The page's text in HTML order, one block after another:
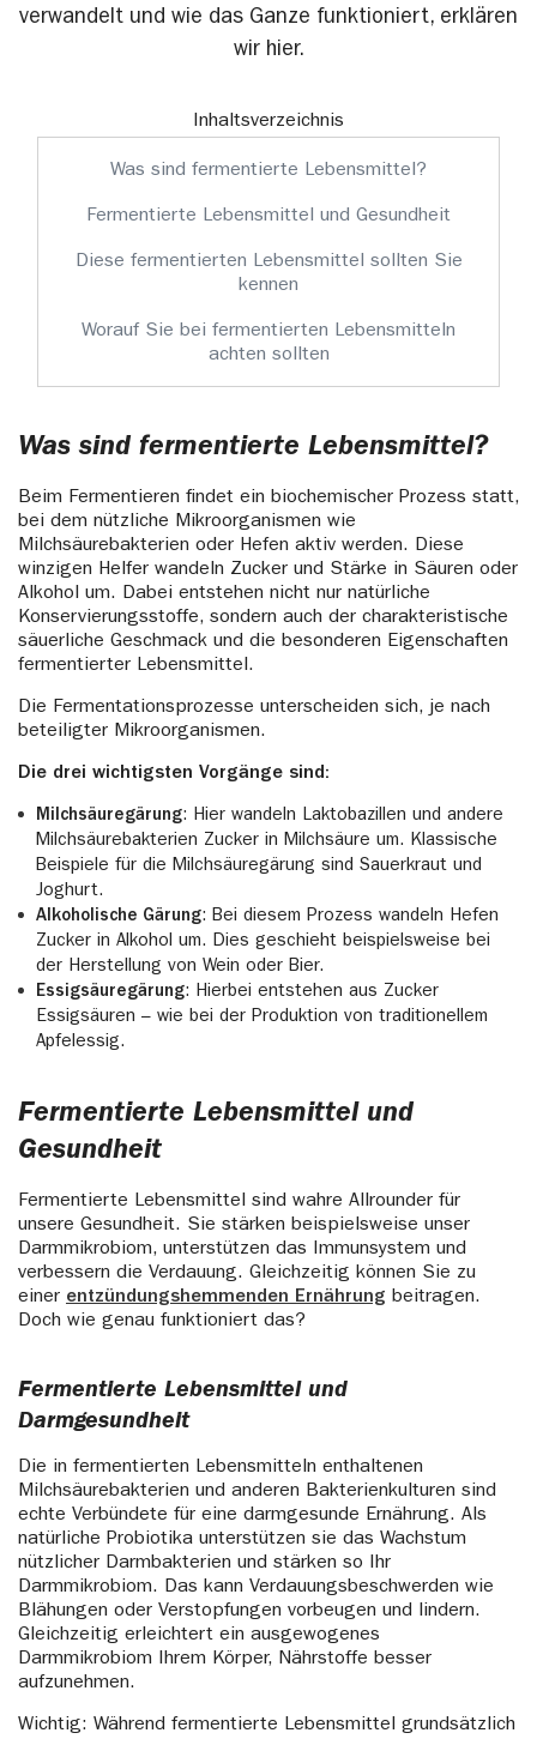
verwandelt und wie das Ganze funktioniert, erklären
wir hier.
Inhaltsverzeichnis
Was sind fermentierte Lebensmittel?
Fermentierte Lebensmittel und Gesundheit
Diese fermentierten Lebensmittel sollten Sie
kennen
Worauf Sie bei fermentierten Lebensmitteln
achten sollten
Was sind fermentierte Lebensmittel?
Beim Fermentieren findet ein biochemischer Prozess statt,
bei dem nützliche Mikroorganismen wie
Milchsäurebakterien oder Hefen aktiv werden. Diese
winzigen Helfer wandeln Zucker und Stärke in Säuren oder
Alkohol um. Dabei entstehen nicht nur natürliche
Konservierungsstoffe, sondern auch der charakteristische
säuerliche Geschmack und die besonderen Eigenschaften
fermentierter Lebensmittel.
Die Fermentationsprozesse unterscheiden sich, je nach
beteiligter Mikroorganismen.
Die drei wichtigsten Vorgänge sind:
Milchsäuregärung: Hier wandeln Laktobazillen und andere
Milchsäurebakterien Zucker in Milchsäure um. Klassische
Beispiele für die Milchsäuregärung sind Sauerkraut und
Joghurt.
Alkoholische Gärung: Bei diesem Prozess wandeln Hefen
Zucker in Alkohol um. Dies geschieht beispielsweise bei
der Herstellung von Wein oder Bier.
Essigsäuregärung: Hierbei entstehen aus Zucker
Essigsäuren – wie bei der Produktion von traditionellem
Apfelessig.
Fermentierte Lebensmittel und
Gesundheit
Fermentierte Lebensmittel sind wahre Allrounder für
unsere Gesundheit. Sie stärken beispielsweise unser
Darmmikrobiom, unterstützen das Immunsystem und
verbessern die Verdauung. Gleichzeitig können Sie zu
einer entzündungshemmenden Ernährung beitragen.
Doch wie genau funktioniert das?
Fermentierte Lebensmittel und
Darmgesundheit
Die in fermentierten Lebensmitteln enthaltenen
Milchsäurebakterien und anderen Bakterienkulturen sind
echte Verbündete für eine darmgesunde Ernährung. Als
natürliche Probiotika unterstützen sie das Wachstum
nützlicher Darmbakterien und stärken so Ihr
Darmmikrobiom. Das kann Verdauungsbeschwerden wie
Blähungen oder Verstopfungen vorbeugen und lindern.
Gleichzeitig erleichtert ein ausgewogenes
Darmmikrobiom Ihrem Körper, Nährstoffe besser
aufzunehmen.
Wichtig: Während fermentierte Lebensmittel grundsätzlich